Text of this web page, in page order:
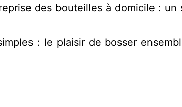
des bouteilles à domicile : un
: le plaisir de bosser